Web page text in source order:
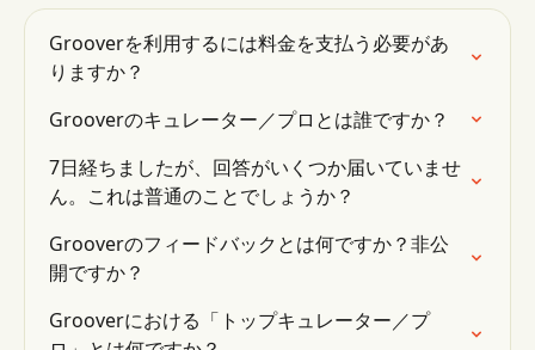
Grooverを利用するには料金を支払う必要があ
りますか？
Grooverのキュレーター／プロとは誰ですか？
7日経ちましたが、回答がいくつか届いていませ
ん。これは普通のことでしょうか？
Grooverのフィードバックとは何ですか？非公
開ですか？
Grooverにおける「トップキュレーター／プ